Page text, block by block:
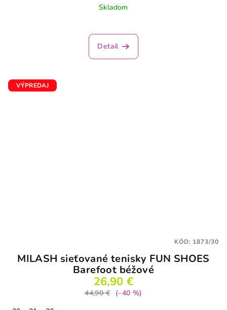
Skladom
Detail
VÝPREDAJ
MILASH sieťované tenisky FUN SHOES
Barefoot béžové
26,90 €
44,90 €
(–40 %)
KÓD: 1873/30